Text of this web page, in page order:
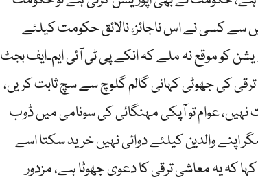
سے کسی نے اس ناجائز، نالائق حکومت کیلئے
کو موقع نہ ملے کہ انکے پی ٹی آئی ایم۔ایف بجٹ
کی جھوٹی کہانی گالم گلوچ سے سچ ثابت کریں،
نہیں، عوام تو آپکی مہنگائی کی سونامی میں ڈوب
والدین کیلئے دوائی نہیں خرید سکتا اسے
کہا کہ یہ معاشی ترقی کا دعوی جھوٹا ہے، مزدور